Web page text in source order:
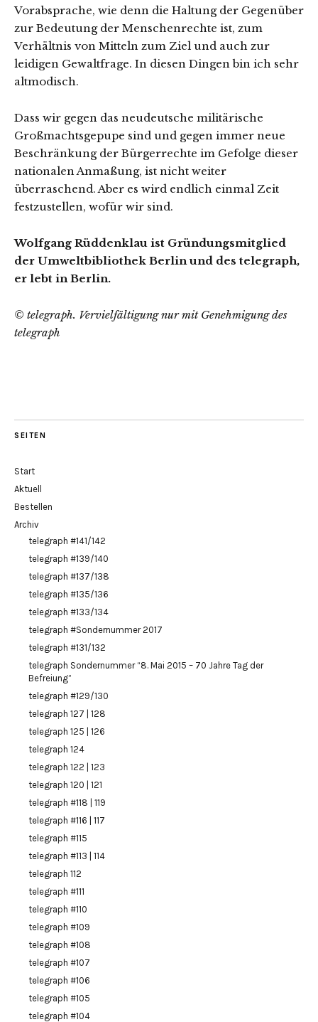
Vorabsprache, wie denn die Haltung der Gegenüber
zur Bedeutung der Menschenrechte ist, zum
Verhältnis von Mitteln zum Ziel und auch zur
leidigen Gewaltfrage. In diesen Dingen bin ich sehr
altmodisch.
Dass wir gegen das neudeutsche militärische
Großmachtsgepupe sind und gegen immer neue
Beschränkung der Bürgerrechte im Gefolge dieser
nationalen Anmaßung, ist nicht weiter
überraschend. Aber es wird endlich einmal Zeit
festzustellen, wofür wir sind.
Wolfgang Rüddenklau ist Gründungsmitglied
der Umweltbibliothek Berlin und des telegraph,
er lebt in Berlin.
© telegraph. Vervielfältigung nur mit Genehmigung des
telegraph
SEITEN
Start
Aktuell
Bestellen
Archiv
telegraph #141/142
telegraph #139/140
telegraph #137/138
telegraph #135/136
telegraph #133/134
telegraph #Sondernummer 2017
telegraph #131/132
telegraph Sondernummer “8. Mai 2015 – 70 Jahre Tag der
Befreiung”
telegraph #129/130
telegraph 127 | 128
telegraph 125 | 126
telegraph 124
telegraph 122 | 123
telegraph 120 | 121
telegraph #118 | 119
telegraph #116 | 117
telegraph #115
telegraph #113 | 114
telegraph 112
telegraph #111
telegraph #110
telegraph #109
telegraph #108
telegraph #107
telegraph #106
telegraph #105
telegraph #104